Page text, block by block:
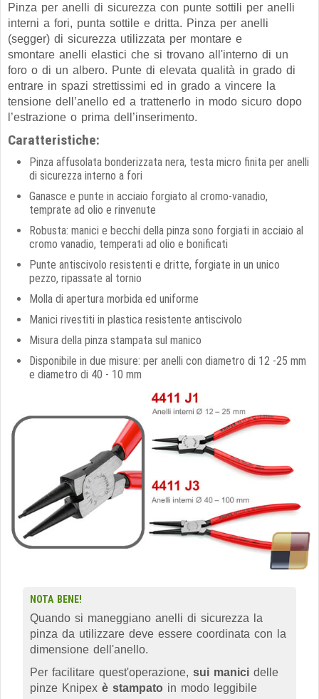
Pinza per anelli di sicurezza con punte sottili per anelli
interni a fori, punta sottile e dritta. Pinza per anelli
(segger) di sicurezza utilizzata per montare e
smontare anelli elastici che si trovano all'interno di un
foro o di un albero. Punte di elevata qualità in grado di
entrare in spazi strettissimi ed in grado a vincere la
tensione dell’anello ed a trattenerlo in modo sicuro dopo
l’estrazione o prima dell’inserimento.
Caratteristiche:
Pinza affusolata bonderizzata nera, testa micro finita per anelli
di sicurezza interno a fori
Ganasce e punte in acciaio forgiato al cromo-vanadio,
temprate ad olio e rinvenute
Robusta: manici e becchi della pinza sono forgiati in acciaio al
cromo vanadio, temperati ad olio e bonificati
Punte antiscivolo resistenti e dritte, forgiate in un unico
pezzo, ripassate al tornio
Molla di apertura morbida ed uniforme
Manici rivestiti in plastica resistente antiscivolo
Misura della pinza stampata sul manico
Disponibile in due misure: per anelli con diametro di 12 -25 mm
e diametro di 40 - 10 mm
NOTA BENE!
Quando si maneggiano anelli di sicurezza la
pinza da utilizzare deve essere coordinata con la
dimensione dell'anello.
Per facilitare quest'operazione,sui manici delle
pinze Knipexè stampato in modo leggibile